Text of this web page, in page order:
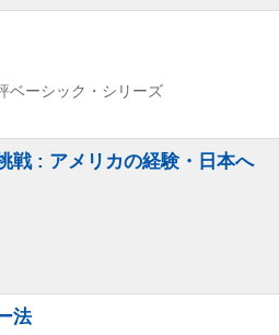
ベーシック・シリーズ
戦 : アメリカの経験・日本へ
法